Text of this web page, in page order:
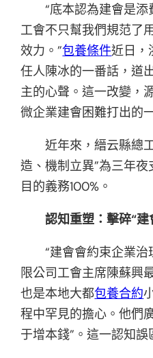
“底本認為建會是
工會不只幫我們規范了
效力。”包養條件近日，
任人陳冰的一番話，道
主的心聲。這一改變，
微企業建會困難打出的
近年來，縉云縣總
造、機制立異”為三年
目的義務100%。
認知重塑：擊碎“
“建會會約束企業
限公司工會主席陳蘇興
也是本地大都包養合約
程中罕見的擔心。他們
于增本錢”。這一認知誤